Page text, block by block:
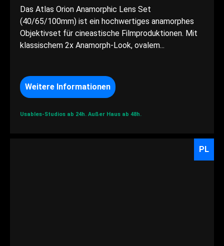
Das Atlas Orion Anamorphic Lens Set
(40/65/100mm) ist ein hochwertiges anamorphes
Objektivset für cineastische Filmproduktionen. Mit
klassischem 2x Anamorph-Look, ovalem...
Weitere Informationen
Usables-Studios ab 24h. Außer Haus ab 48h.
PL